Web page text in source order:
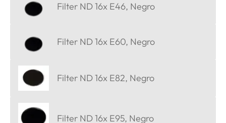
Filter ND 16x E46, Negro
Filter ND 16x E60, Negro
Filter ND 16x E82, Negro
Filter ND 16x E95, Negro